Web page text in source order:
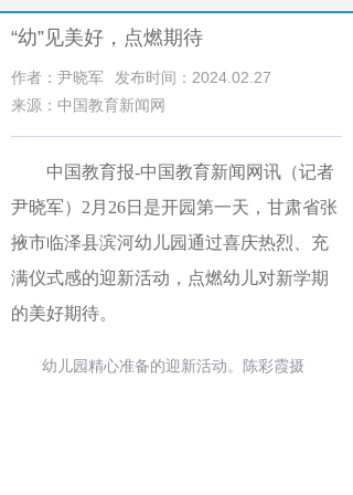
“幼”见美好，点燃期待
作者：尹晓军
发布时间：2024.02.27
来源：中国教育新闻网
中国教育报-中国教育新闻网讯（记者
尹晓军）2月26日是开园第一天，甘肃省张
掖市临泽县滨河幼儿园通过喜庆热烈、充
满仪式感的迎新活动，点燃幼儿对新学期
的美好期待。